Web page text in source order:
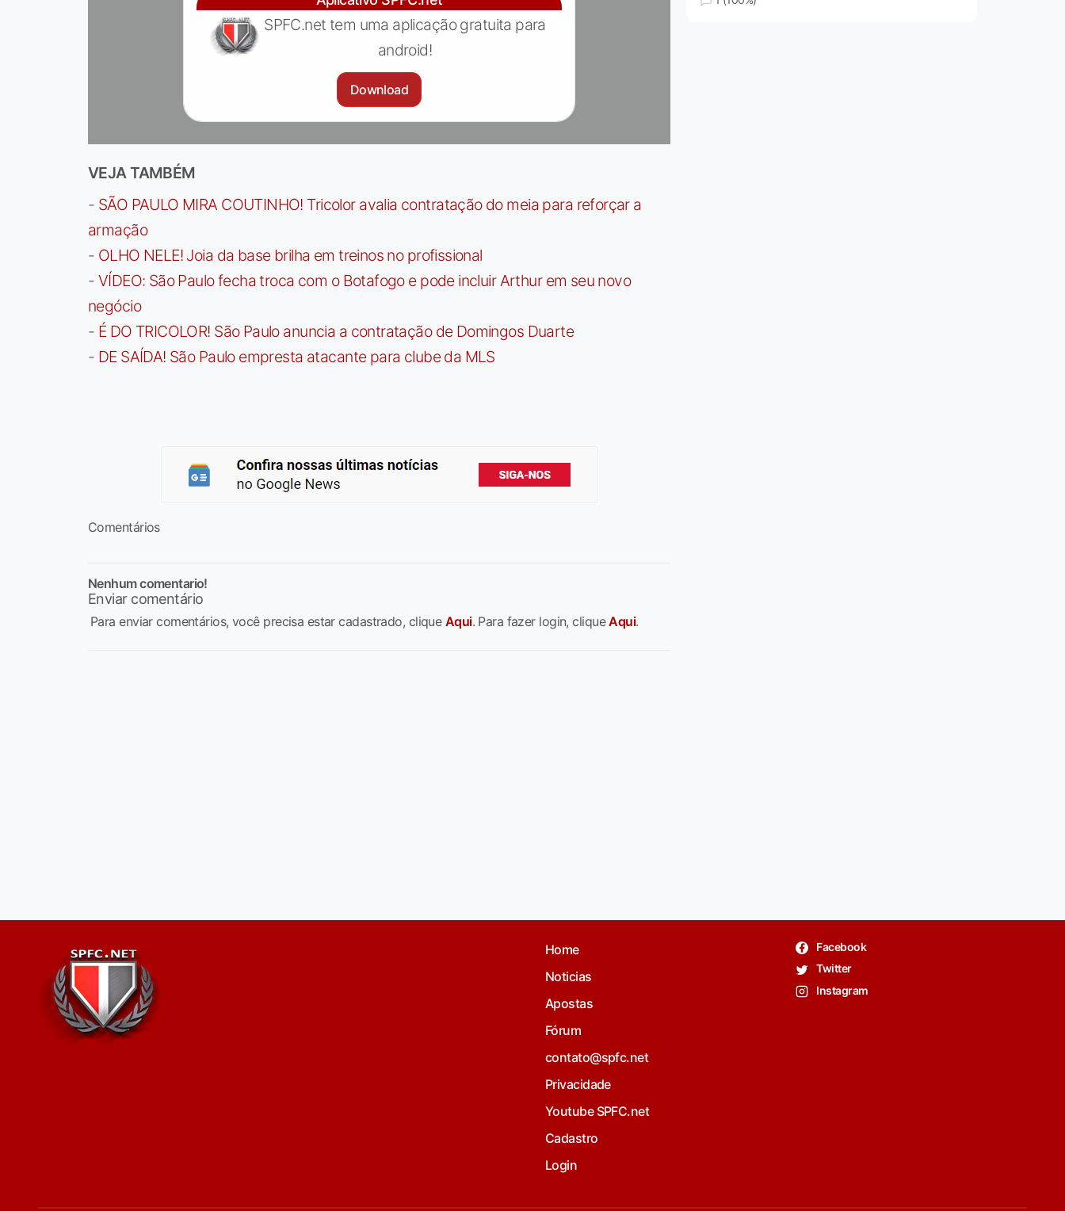
SPFC.net tem uma aplicação gratuita para
android!
Download
VEJA TAMBÉM
- SÃO PAULO MIRA COUTINHO! Tricolor avalia contratação do meia para reforçar a
armação
- OLHO NELE! Joia da base brilha em treinos no profissional
- VÍDEO: São Paulo fecha troca com o Botafogo e pode incluir Arthur em seu novo
negócio
- É DO TRICOLOR! São Paulo anuncia a contratação de Domingos Duarte
- DE SAÍDA! São Paulo empresta atacante para clube da MLS
Comentários
Nenhum comentario!
Enviar comentário
Para enviar comentários, você precisa estar cadastrado, clique Aqui. Para fazer login, cliqueAqui.
Home
Noticias
Apostas
Fórum
contato@spfc.net
Privacidade
Youtube SPFC.net
Cadastro
Login
Facebook
Twitter
Instagram